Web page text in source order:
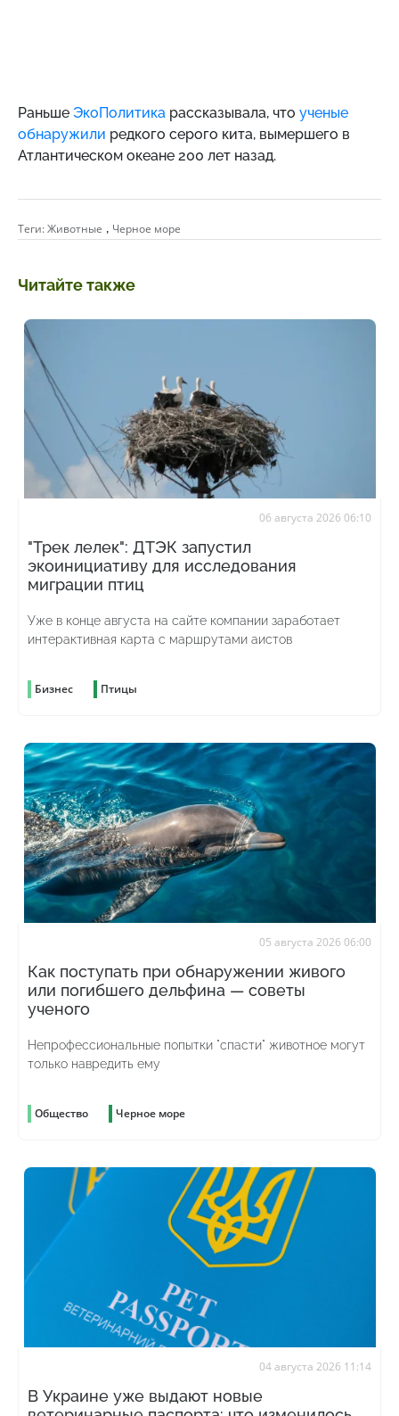
Раньше ЭкоПолитика рассказывала, что ученые
обнаружили редкого серого кита, вымершего в
Атлантическом океане 200 лет назад.
Теги:Животные , Черное море
Читайте также
06 августа 2026 06:10
"Трек лелек": ДТЭК запустил
экоинициативу для исследования
миграции птиц
Уже в конце августа на сайте компании заработает
интерактивная карта с маршрутами аистов
Бизнес Птицы
05 августа 2026 06:00
Как поступать при обнаружении живого
или погибшего дельфина — советы
ученого
Непрофессиональные попытки "спасти" животное могут
только навредить ему
Общество Черное море
04 августа 2026 11:14
В Украине уже выдают новые